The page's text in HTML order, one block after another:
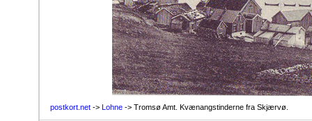
postkort.net -> Lohne -> Tromsø Amt. Kvænangstinderne fra Skjærvø.